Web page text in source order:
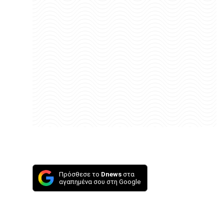
Πρόσθεσε το Dnews στα
αγαπημένα σου στη Google